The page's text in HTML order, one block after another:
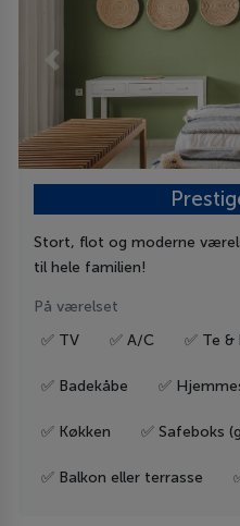
Previous
Stort, flot og moderne
til hele familien!
På værelset
✅ TV
✅ A/C ✅ Te
✅ Badekåbe ✅
✅ Køkken ✅ Safeboks
✅ Balkon eller terrasse